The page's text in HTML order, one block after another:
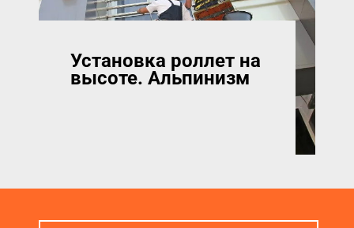
Установка роллет на
высоте. Альпинизм